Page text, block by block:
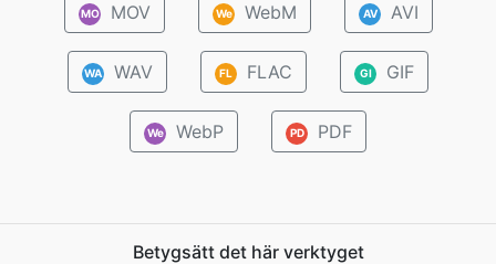
MO MOV We WebM AV AVI
WA WAV FL FLAC GI GIF
We WebP PD PDF
Betygsätt det här verktyget